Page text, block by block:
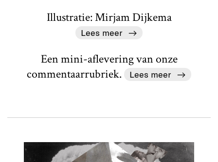
Illustratie: Mirjam Dijkema
Lees meer
Een mini-aflevering van onze
commentaarrubriek.
Lees meer